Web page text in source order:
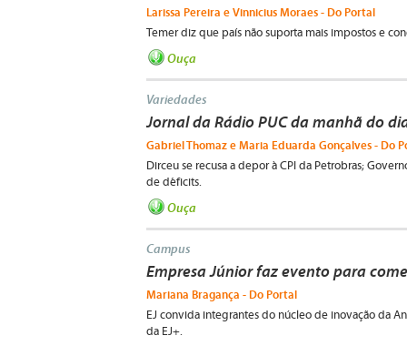
Larissa Pereira e Vinnicius Moraes - Do Portal
Temer diz que país não suporta mais impostos e
Ouça
Variedades
Jornal da Rádio PUC da manhã do
Gabriel Thomaz e Maria Eduarda Gonçalves - Do
Dirceu se recusa a depor à CPI da Petrobras;
de déficits.
Ouça
Campus
Empresa Júnior faz evento para
Mariana Bragança - Do Portal
EJ convida integrantes do núcleo de inovação da
da EJ+.